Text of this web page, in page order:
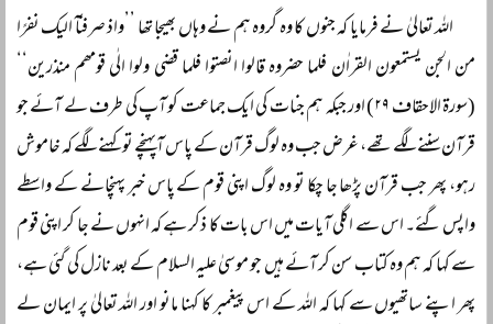
اللہ تعالیٰ نے فرمایا کہ جنوں کا وہ گروہ ہم نے وہاں بھیجا تھا ’’واذ صرفنآ الیک نفرًا
من الجن یستمعون القراٰن فلما حضروہ قالوا انصتوا فلما قضی ولوا الٰی قومھم منذرین‘‘
(سورۃ الاحقاف ۲۹) اور جبکہ ہم جنات کی ایک جماعت کو آپ کی طرف لے آئے جو
قرآن سننے لگے تھے، غرض جب وہ لوگ قرآن کے پاس آپہنچے تو کہنے لگے کہ خاموش
رہو، پھر جب قرآن پڑھا جا چکا تو وہ لوگ اپنی قوم کے پاس خبر پہنچانے کے واسطے
واپس گئے۔ اس سے اگلی آیات میں اس بات کا ذکر ہے کہ انہوں نے جا کر اپنی قوم
سے کہا کہ ہم وہ کتاب سن کر آئے ہیں جو موسیٰ علیہ السلام کے بعد نازل کی گئی ہے،
پھر اپنے ساتھیوں سے کہا کہ اللہ کے اس پیغمبر کا کہنا مانو اور اللہ تعالیٰ پر ایمان لے